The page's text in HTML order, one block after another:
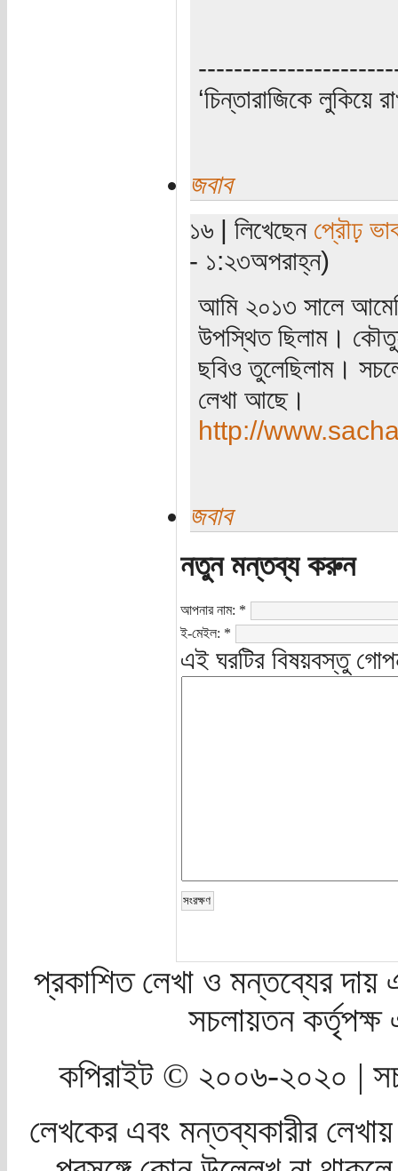
‘চিন্তারাজিকে লুকিয়ে
জবাব
১৬ | লিখেছেন প্রৌঢ়
- ১:২৩অপরাহ্ন)
আমি ২০১৩ সালে
উপস্থিত ছিলাম।
ছবিও তুলেছিলাম।
লেখা আছে।
http://
জবাব
নতুন মন্তব্য করুন
আপনার নাম: *
ই-মেইল: *
এই ঘরটির বিষয়বস্তু
প্রকাশিত লেখা ও মন্তব্যের দায়
সচলায়তন
কপিরাইট © ২০০৬-২০২০ |
লেখকের এবং মন্তব্যকারীর